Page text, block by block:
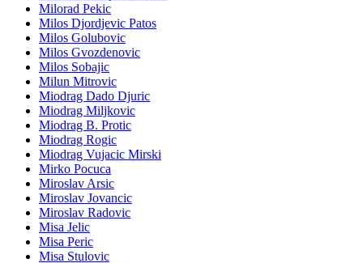
Milorad Pekic
Milos Djordjevic Patos
Milos Golubovic
Milos Gvozdenovic
Milos Sobajic
Milun Mitrovic
Miodrag Dado Djuric
Miodrag Miljkovic
Miodrag B. Protic
Miodrag Rogic
Miodrag Vujacic Mirski
Mirko Pocuca
Miroslav Arsic
Miroslav Jovancic
Miroslav Radovic
Misa Jelic
Misa Peric
Misa Stulovic